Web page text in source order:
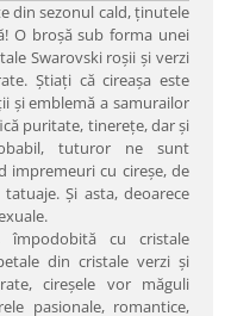
din sezonul cald, ţinutele
O broşă sub forma unei
Swarovski roşii şi verzi
Ştiaţi că cireaşa este
şi emblemă a samurailor
puritate, tinereţe, dar şi
tuturor ne sunt
impremeuri cu cireşe, de
Şi asta, deoarece
cu cristale
din cristale verzi şi
cireşele vor măguli
pasionale, romantice,